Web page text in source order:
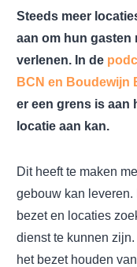
Steeds meer
aan om hun gasten
verlenen. In de
BCN en Boudewijn
er een grens is aan
locatie aan kan.
Dit heeft te maken
gebouw kan
bezet en locaties
dienst te kunnen
het bezet houden